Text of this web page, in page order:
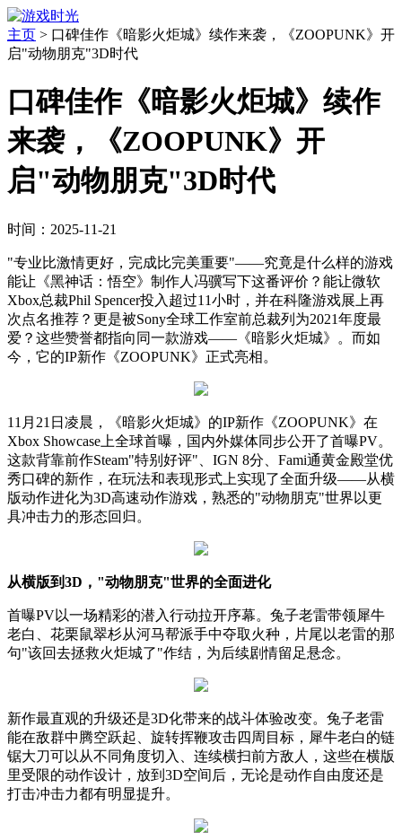
主页 > 口碑佳作《暗影火炬城》续作来袭，《ZOOPUNK》开
启"动物朋克"3D时代
口碑佳作《暗影火炬城》续作
来袭，《ZOOPUNK》开
启"动物朋克"3D时代
时间：2025-11-21
"专业比激情更好，完成比完美重要"——究竟是什么样的游戏
能让《黑神话：悟空》制作人冯骥写下这番评价？能让微软
Xbox总裁Phil Spencer投入超过11小时，并在科隆游戏展上再
次点名推荐？更是被Sony全球工作室前总裁列为2021年度最
爱？这些赞誉都指向同一款游戏——《暗影火炬城》。而如
今，它的IP新作《ZOOPUNK》正式亮相。
11月21日凌晨，《暗影火炬城》的IP新作《ZOOPUNK》在
Xbox Showcase上全球首曝，国内外媒体同步公开了首曝PV。
这款背靠前作Steam"特别好评"、IGN 8分、Fami通黄金殿堂优
秀口碑的新作，在玩法和表现形式上实现了全面升级——从横
版动作进化为3D高速动作游戏，熟悉的"动物朋克"世界以更
具冲击力的形态回归。
从横版到3D，"动物朋克"世界的全面进化
首曝PV以一场精彩的潜入行动拉开序幕。兔子老雷带领犀牛
老白、花栗鼠翠杉从河马帮派手中夺取火种，片尾以老雷的那
句"该回去拯救火炬城了"作结，为后续剧情留足悬念。
新作最直观的升级还是3D化带来的战斗体验改变。兔子老雷
能在敌群中腾空跃起、旋转挥鞭攻击四周目标，犀牛老白的链
锯大刀可以从不同角度切入、连续横扫前方敌人，这些在横版
里受限的动作设计，放到3D空间后，无论是动作自由度还是
打击冲击力都有明显提升。